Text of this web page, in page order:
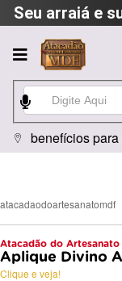
Seu arraiá e
benefícios
atacadaodoartesanatomdf
Atacadão do Artesanato
Aplique Divino
Clique e veja!